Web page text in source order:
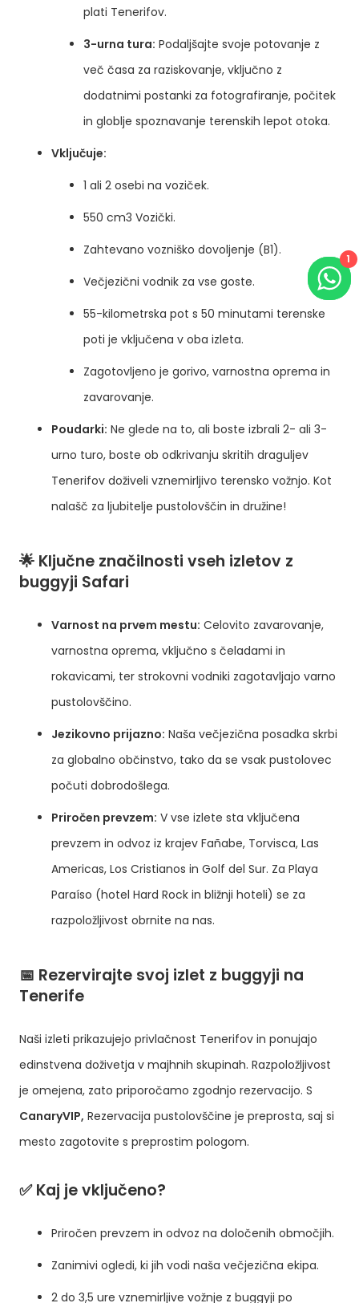
plati Tenerifov.
3-urna tura: Podaljšajte svoje potovanje z
več časa za raziskovanje, vključno z
dodatnimi postanki za fotografiranje, počitek
in globlje spoznavanje terenskih lepot otoka.
Vključuje:
1 ali 2 osebi na voziček.
550 cm3 Vozički.
Zahtevano vozniško dovoljenje (B1).
Večjezični vodnik za vse goste.
55-kilometrska pot s 50 minutami terenske
poti je vključena v oba izleta.
Zagotovljeno je gorivo, varnostna oprema in
zavarovanje.
Poudarki: Ne glede na to, ali boste izbrali 2- ali 3-
urno turo, boste ob odkrivanju skritih draguljev
Tenerifov doživeli vznemirljivo terensko vožnjo. Kot
nalašč za ljubitelje pustolovščin in družine!
🌟 Ključne značilnosti vseh izletov z
buggyji Safari
Varnost na prvem mestu: Celovito zavarovanje,
varnostna oprema, vključno s čeladami in
rokavicami, ter strokovni vodniki zagotavljajo varno
pustolovščino.
Jezikovno prijazno: Naša večjezična posadka skrbi
za globalno občinstvo, tako da se vsak pustolovec
počuti dobrodošlega.
Priročen prevzem: V vse izlete sta vključena
prevzem in odvoz iz krajev Fañabe, Torvisca, Las
Americas, Los Cristianos in Golf del Sur. Za Playa
Paraíso (hotel Hard Rock in bližnji hoteli) se za
razpoložljivost obrnite na nas.
📅 Rezervirajte svoj izlet z buggyji na
Tenerife
Naši izleti prikazujejo privlačnost Tenerifov in ponujajo
edinstvena doživetja v majhnih skupinah. Razpoložljivost
je omejena, zato priporočamo zgodnjo rezervacijo. S
CanaryVIP, Rezervacija pustolovščine je preprosta, saj si
mesto zagotovite s preprostim pologom.
✅Kaj je vključeno?
Priročen prevzem in odvoz na določenih območjih.
Zanimivi ogledi, ki jih vodi naša večjezična ekipa.
2 do 3,5 ure vznemirljive vožnje z buggyji po
1